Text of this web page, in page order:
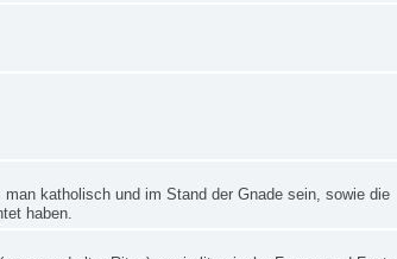
katholisch und im Stand der Gnade sein, sowie die
haben.